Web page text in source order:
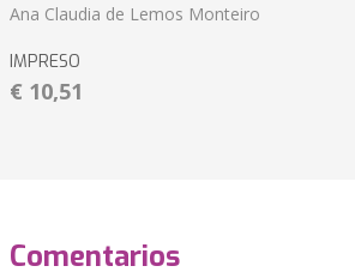
Ana Claudia de Lemos Monteiro
IMPRESO
€ 10,51
Comentarios